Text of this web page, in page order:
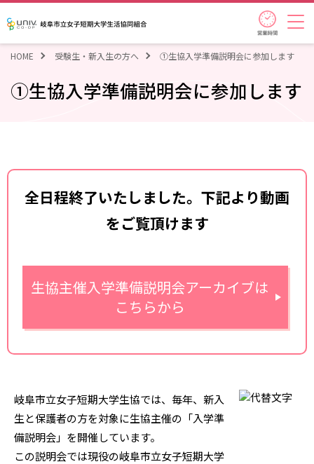
岐阜市立女子短期大学生活協同組
営業時
HOME 受験生・新入生の方へ ①生協入学準備説明会に参加します
①生協入学準備説明会に参加します
全日程終了いたしました。下記より動画
をご覧頂けます
生協主催入学準備説明会アーカイブは
こちらから
岐阜市立女子短期大学生協では、毎年、新入
生と保護者の方を対象に生協主催の「入学準
備説明会」を開催しています。
この説明会では現役の岐阜市立女子短期大学